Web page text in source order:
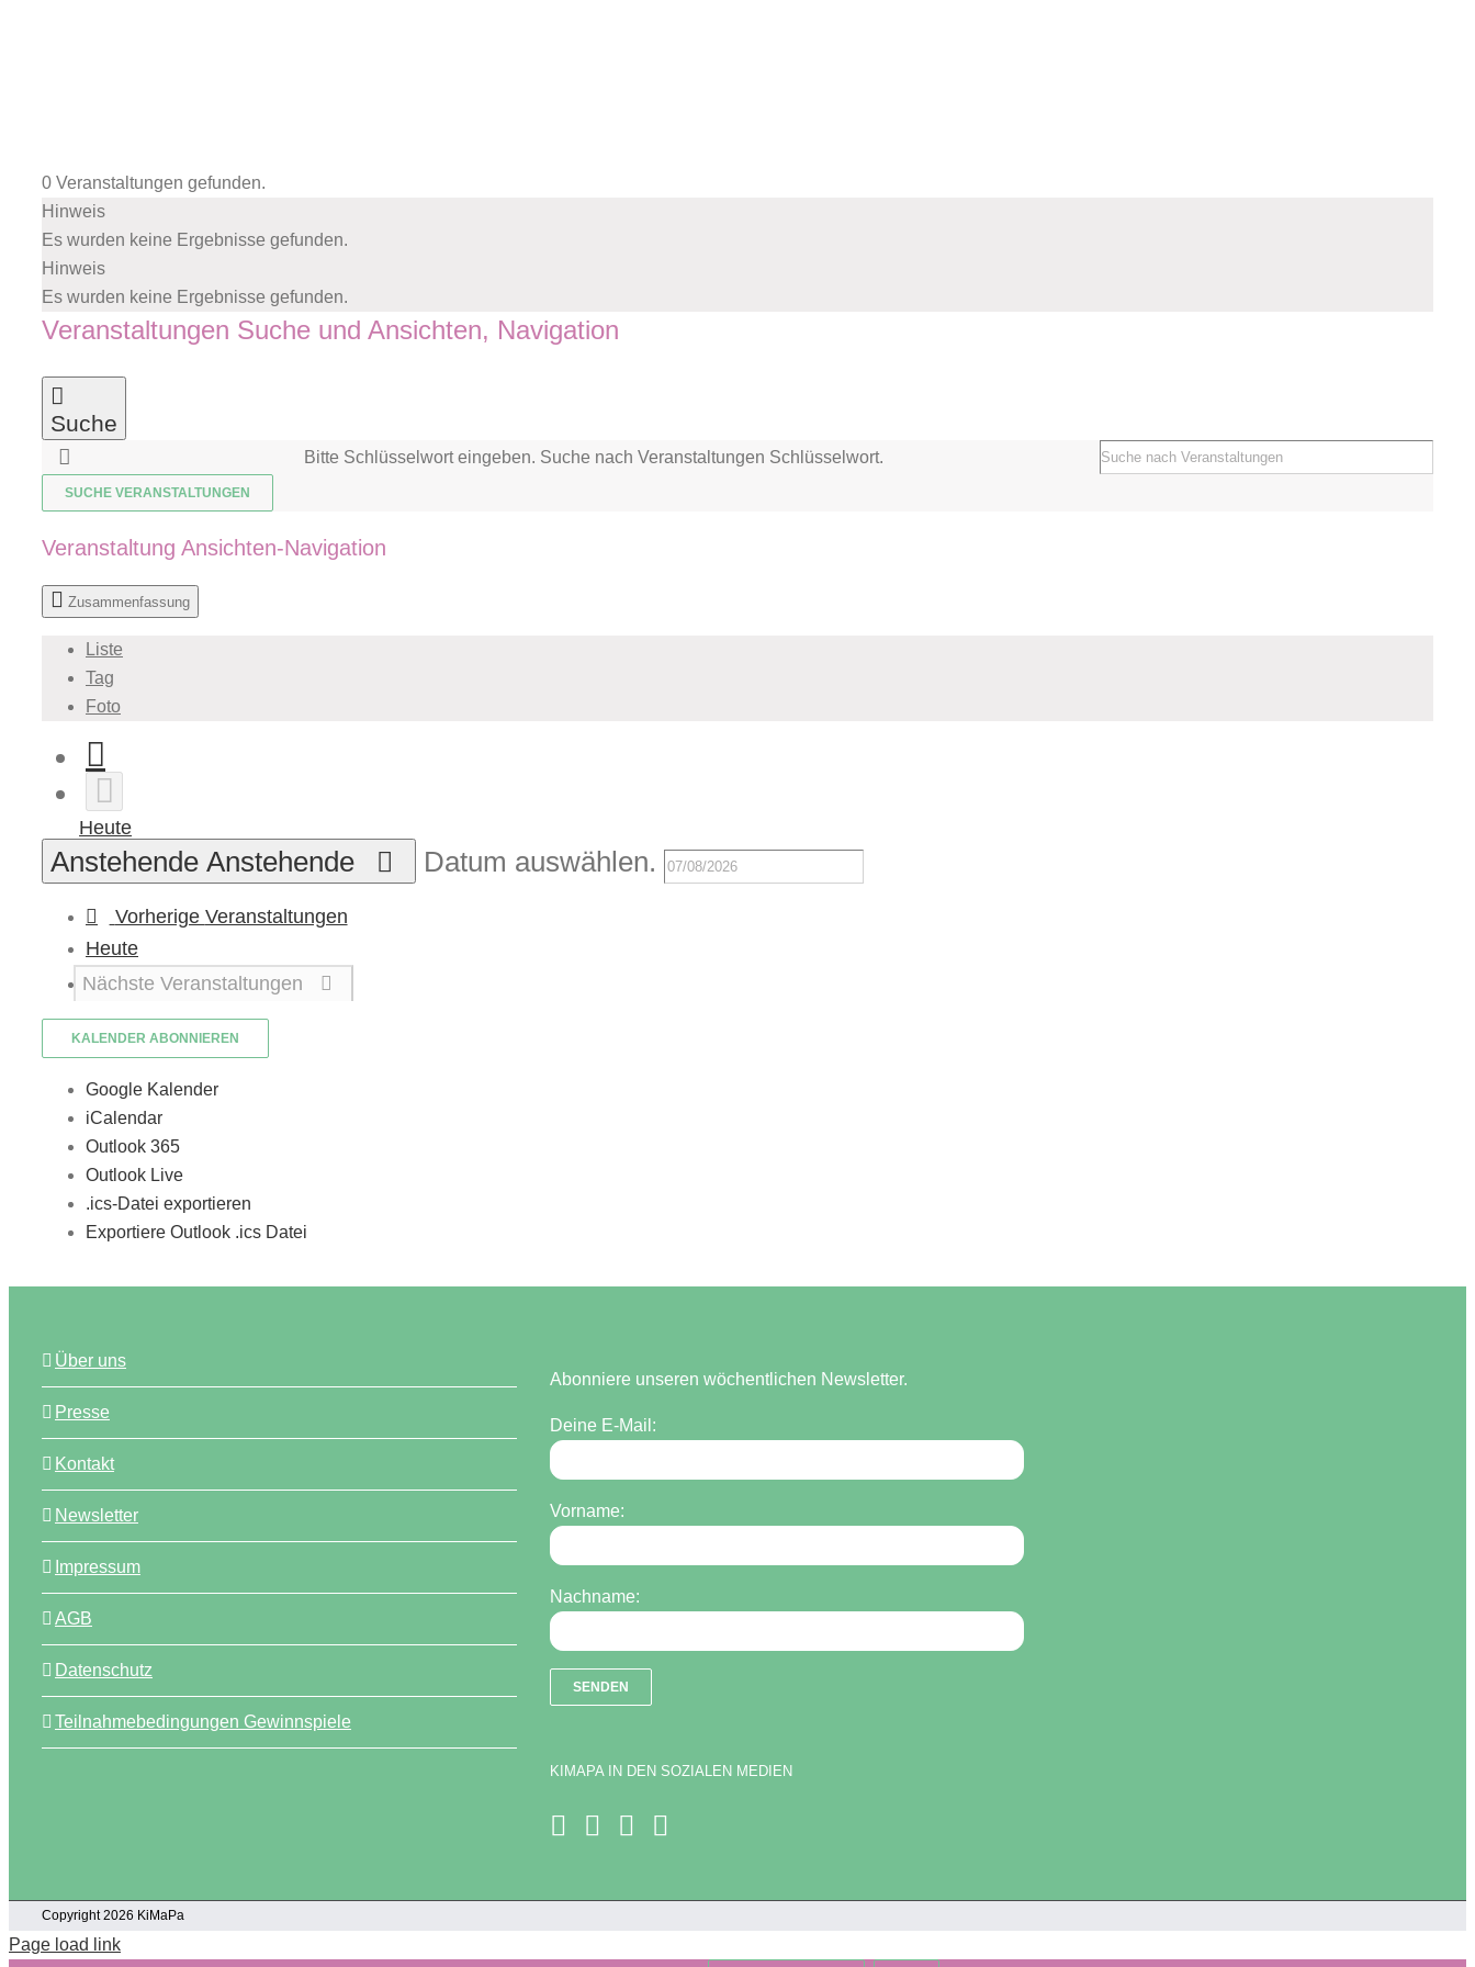
0 Veranstaltungen gefunden.
Veranstaltungen
Hinweis
Es wurden keine Ergebnisse gefunden.
Hinweis
Es wurden keine Ergebnisse gefunden.
Veranstaltungen Suche und Ansichten, Navigation
Suche
Bitte Schlüsselwort eingeben. Suche nach Veranstaltungen Schlüsselwort.
SUCHE VERANSTALTUNGEN
Veranstaltung Ansichten-Navigation
Zusammenfassung
Liste
Tag
Foto
Heute
Anstehende Anstehende Datum auswählen.
Vorherige Veranstaltungen
Heute
NächsteVeranstaltungen
KALENDER ABONNIEREN
Google Kalender
iCalendar
Outlook 365
Outlook Live
.ics-Datei exportieren
Exportiere Outlook .ics Datei
Über uns
Presse
Kontakt
Newsletter
Impressum
AGB
Datenschutz
Teilnahmebedingungen Gewinnspiele
Abonniere unseren wöchentlichen Newsletter.
Deine E-Mail:
Vorname:
Nachname:
KIMAPA IN DEN SOZIALEN MEDIEN
Copyright 2026 KiMaPa
Page load link